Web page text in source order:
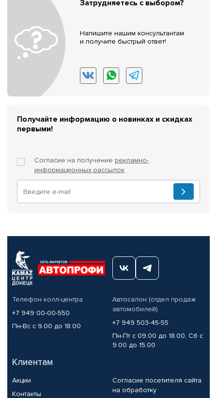
Затрудняетесь с выбором?
Напишите нашим консультантам
и получите быстрый ответ!
Получайте информацию о новинках и скидках
первыми!
Согласие на получение рекламно-
информационных рассылок
Телефон колл-центра
+7 949 00-00-550
Пн-Вс с 9.00 до 18.00
Автосалон (отдел продаж
автомобилей)
+7 949 503-45-55
Пн-Пт с 09.00 до 18.00, Сб с
9.00 до 15.00
Клиентам
Акции
Контакты
Согласие посетителя сайта
на обработку